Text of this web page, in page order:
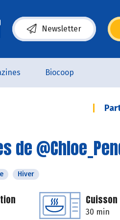
Newsletter
(s’ouvre dans une nouvelle
Biocoop
de
Hiver
Cuisson
30 min